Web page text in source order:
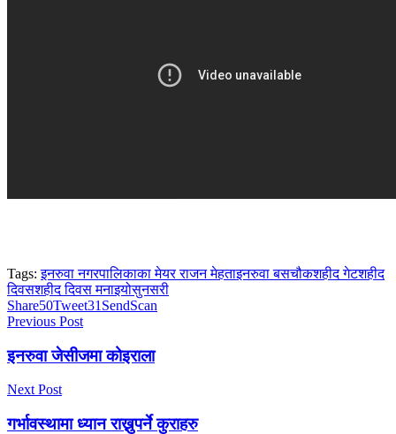
Tags: इनरुवा नगरपालिकाका मेयर राजन मेहताइनरुवा बसचौकशहीद गेटशहीद
दिवसशहीद दिवस मनाइयोसुनसरी
Share50Tweet31 SendScan
Previous Post
इनरुवा जेसीजमा कोइराला
Next Post
गर्भावस्थामा ध्यान राख्नुपर्ने कुराहरु